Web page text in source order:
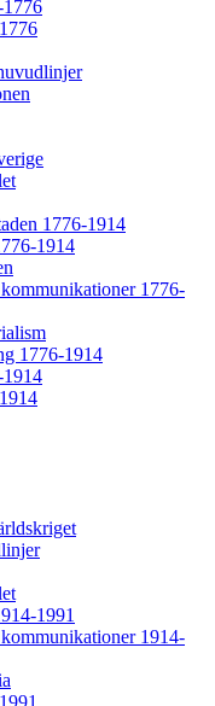
1776-1914
1914
1776-
1776-1914
1991
1914-